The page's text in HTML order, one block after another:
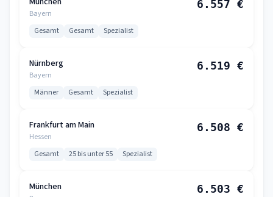
Bayern
6.557 €
Gesamt Gesamt Spezialist
Nürnberg
Bayern
6.519 €
Männer Gesamt Spezialist
Frankfurt am Main
Hessen
6.508 €
Gesamt 25 bis unter 55 Spezialist
München 6.503 €